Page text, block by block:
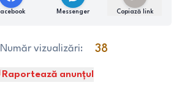
Messenger Copiază link
Număr vizualizări: 38
Raportează anunțul